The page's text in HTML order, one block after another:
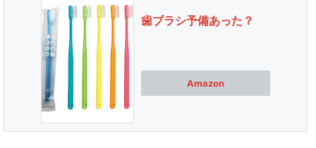
歯ブラシ予備あった？
Amazon